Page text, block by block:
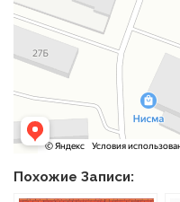
Похожие Записи: